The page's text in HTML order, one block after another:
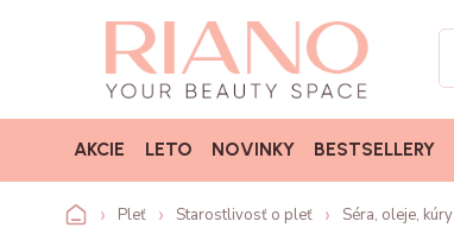
AKCIE LETO NOVINKY BESTSELLERY
Pleť Starostlivosť o pleť Séra, oleje, kúry